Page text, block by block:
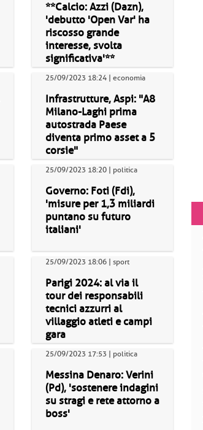
**Calcio: Azzi (Dazn),
'debutto 'Open Var' ha
riscosso grande
interesse, svolta
significativa'**
25/09/2023 18:24 | economia
Infrastrutture, Aspi: "A8
Milano-Laghi prima
autostrada Paese
diventa primo asset a 5
corsie"
25/09/2023 18:20 | politica
Governo: Foti (Fdi),
'misure per 1,3 miliardi
puntano su futuro
italiani'
25/09/2023 18:06 | sport
Parigi 2024: al via il
tour dei responsabili
tecnici azzurri al
villaggio atleti e campi
gara
25/09/2023 17:53 | politica
Messina Denaro: Verini
(Pd), 'sostenere indagini
su stragi e rete attorno a
boss'